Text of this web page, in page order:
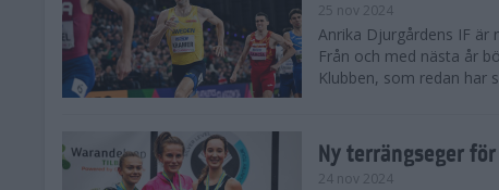
25 nov 2024
Anrika Djurgårdens IF
Från och med nästa år
Klubben, som redan har
Ny terrängseger
24 nov 2024